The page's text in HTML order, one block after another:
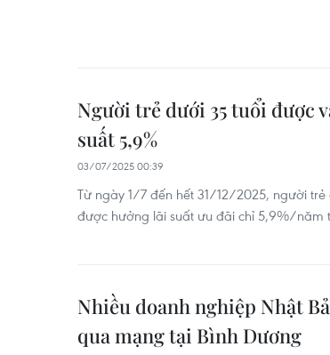
Người trẻ dưới 35 tuổi được
suất 5,9%
03/07/2025 00:39
Từ ngày 1/7 đến hết 31/12/2025, người
được hưởng lãi suất ưu đãi chỉ 5,9%/năm
Nhiều doanh nghiệp Nhật
qua mạng tại Bình Dương